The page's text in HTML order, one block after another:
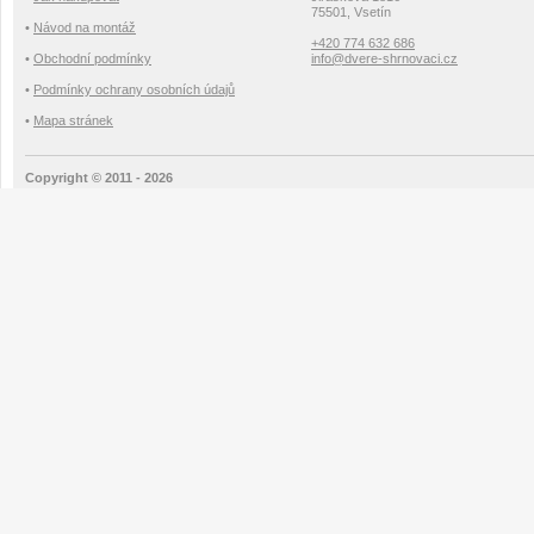
• Návod na montáž
• Obchodní podmínky
• Podmínky ochrany osobních údajů
• Mapa stránek
75501, Vsetín
+420 774 632 686
info@dvere-shrnovaci.cz
Copyright © 2011 - 2026